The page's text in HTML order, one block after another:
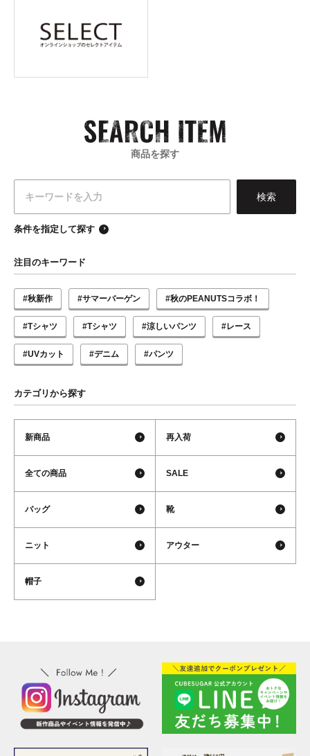
商品を探す
条件を指定して探す
注目のキーワード
#秋新作 #サマーバーゲン #秋のPEANUTSコラボ！
#Tシャツ #Tシャツ #涼しいパンツ #レース
#UVカット #デニム #パンツ
カテゴリから探す
新商品 再入荷
全ての商品 SALE
バッグ 靴
ニット アウター
帽子